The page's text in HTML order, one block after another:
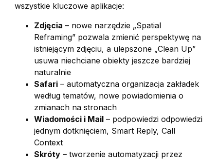
wszystkie kluczowe aplikacje:
Zdjęcia – nowe narzędzie „Spatial
Reframing” pozwala zmienić perspektywę na
istniejącym zdjęciu, a ulepszone „Clean Up”
usuwa niechciane obiekty jeszcze bardziej
naturalnie
Safari – automatyczna organizacja zakładek
według tematów, nowe powiadomienia o
zmianach na stronach
Wiadomości i Mail – podpowiedzi odpowiedzi
jednym dotknięciem, Smart Reply, Call
Context
Skróty – tworzenie automatyzacji przez